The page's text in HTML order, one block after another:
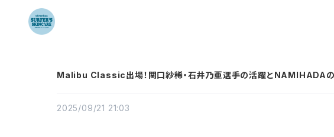
Malibu Classic出場！関口紗稀・石井乃亜選手の活躍とNAMIHADAの
2025/09/21 21:03